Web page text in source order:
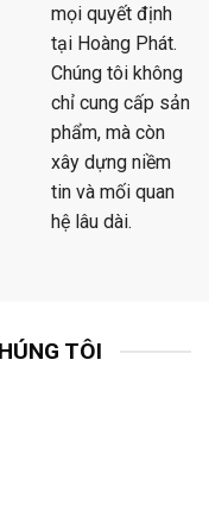
mọi quyết định
tại Hoàng Phát.
Chúng tôi không
chỉ cung cấp sản
phẩm, mà còn
xây dựng niềm
tin và mối quan
hệ lâu dài.
TÔI